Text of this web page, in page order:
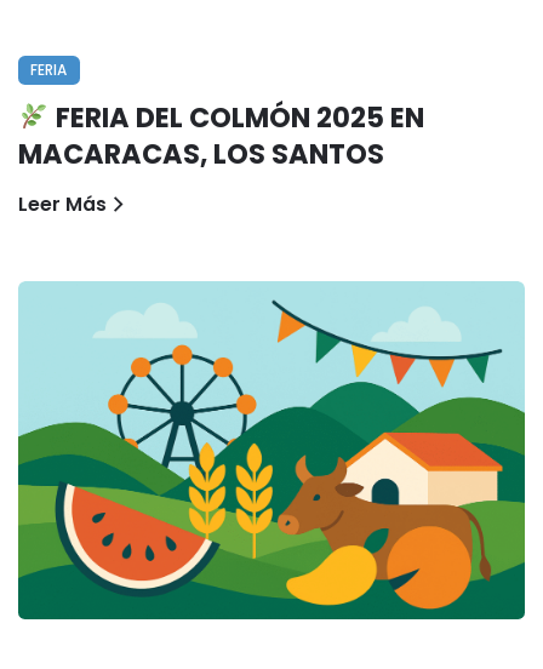
FERIA
FERIA DEL COLMÓN 2025 EN
MACARACAS, LOS SANTOS
Leer Más